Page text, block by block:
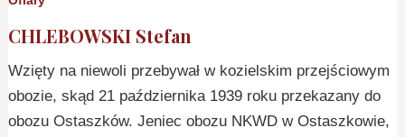
CHLEBOWSKI Stefan
Wzięty na niewoli przebywał w kozielskim przejściowym
obozie, skąd 21 października 1939 roku przekazany do
obozu Ostaszków. Jeniec obozu NKWD w Ostaszkowie,